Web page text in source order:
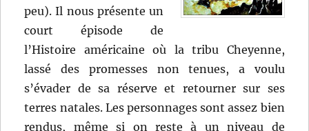
peu). Il nous présente un
court épisode de
l’Histoire américaine où la tribu Cheyenne,
lassé des promesses non tenues, a voulu
s’évader de sa réserve et retourner sur ses
terres natales. Les personnages sont assez bien
rendus, même si on reste à un niveau de